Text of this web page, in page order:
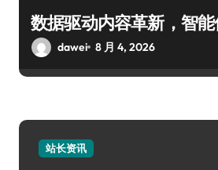
数据驱动内容革新，智
dawei 8 月 4, 2026
站长资讯